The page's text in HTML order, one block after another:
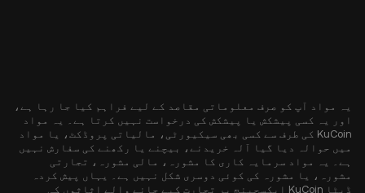
یہ مواد آپ کو صرف معلوماتی مقاصد کے لیے فراہم کیا جا رہا ہے،
اور یہ کسی پیشکش یا پیشکش کی درخواست نہیں کرتا ہے۔ یہ مواد
KuCoin کی طرف سے کسی بھی سیکیورٹی، مالیاتی پروڈکٹ، یا مواد
میں حوالہ دیا گیا آلہ خریدنے، بیچنے یا رکھنے کی سفارش نہیں
ہے۔ یہ مواد سرمایہ کاری کا مشورہ، مالی مشورہ، تجارتی
مشورہ، یا مشورہ کی کوئی دوسری شکل نہیں ہے۔ یہاں پیش کردہ
ڈیٹا KuCoin ایکسچینج پر تجارت کیے جانے والے اثاثوں کی